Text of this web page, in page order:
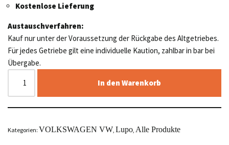
Kostenlose Lieferung
Austauschverfahren:
Kauf nur unter der Voraussetzung der Rückgabe des Altgetriebes.
Für jedes Getriebe gilt eine individuelle Kaution, zahlbar in bar bei
Übergabe.
In den Warenkorb
Kategorien: VOLKSWAGEN VW Lupo Alle Produkte